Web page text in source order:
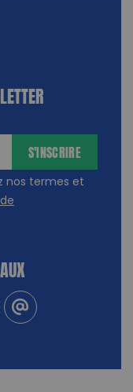
nos termes et
S'INSCRIRE